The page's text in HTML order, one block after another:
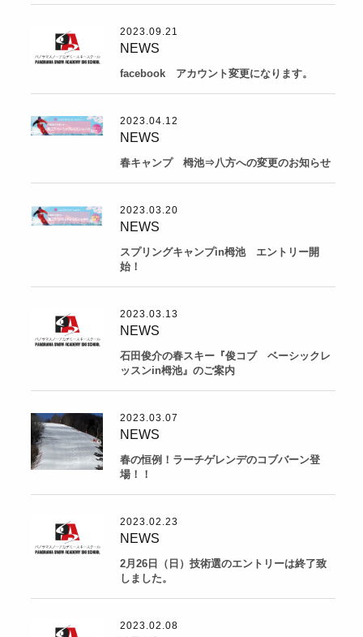
2023.09.21
NEWS
facebook アカウント変更になります。
2023.04.12
NEWS
春キャンプ 栂池⇒八方への変更のお知らせ
2023.03.20
NEWS
スプリングキャンプin栂池 エントリー開
始！
2023.03.13
NEWS
石田俊介の春スキー『俊コブ ベーシックレ
ッスンin栂池』のご案内
2023.03.07
NEWS
春の恒例！ラーチゲレンデのコブバーン登
場！！
2023.02.23
NEWS
2月26日（日）技術選のエントリーは終了致
しました。
2023.02.08